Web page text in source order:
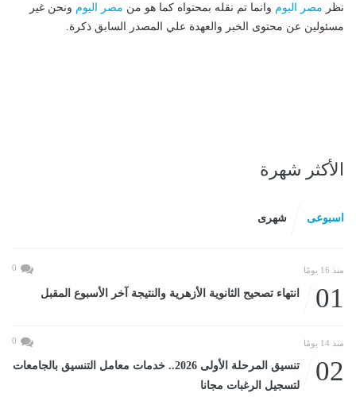
نظر مصر اليوم وانما تم نقله بمحتواه كما هو من مصر اليوم ونحن غير
مسئولين عن محتوى الخبر والعهدة علي المصدر السابق ذكرة.
الأكثر شهرة
اسبوعى شهرى
منذ 16 يومًا 0
01 انتهاء تصحيح الثانوية الأزهرية والنتيجة آخر الأسبوع المقبل
منذ 14 يومًا 0
02
تنسيق المرحلة الأولى 2026.. خدمات معامل التنسيق بالجامعات
لتسجيل الرغبات مجانا